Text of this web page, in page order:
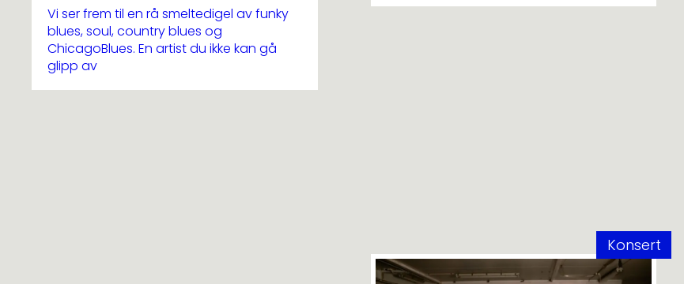
Vi ser frem til en rå smeltedigel av funky
blues, soul, country blues og
ChicagoBlues. En artist du ikke kan gå
glipp av
Konsert